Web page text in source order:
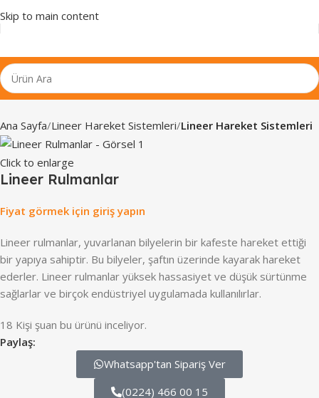
Skip to main content
Ana Sayfa Lineer Hareket Sistemleri Lineer Hareket Sistemleri
Click to enlarge
Lineer Rulmanlar
Fiyat görmek için giriş yapın
Lineer rulmanlar, yuvarlanan bilyelerin bir kafeste hareket ettiği
bir yapıya sahiptir. Bu bilyeler, şaftın üzerinde kayarak hareket
ederler. Lineer rulmanlar yüksek hassasiyet ve düşük sürtünme
sağlarlar ve birçok endüstriyel uygulamada kullanılırlar.
18 Kişi şuan bu ürünü inceliyor.
Paylaş:
Whatsapp'tan Sipariş Ver
(0224) 466 00 15